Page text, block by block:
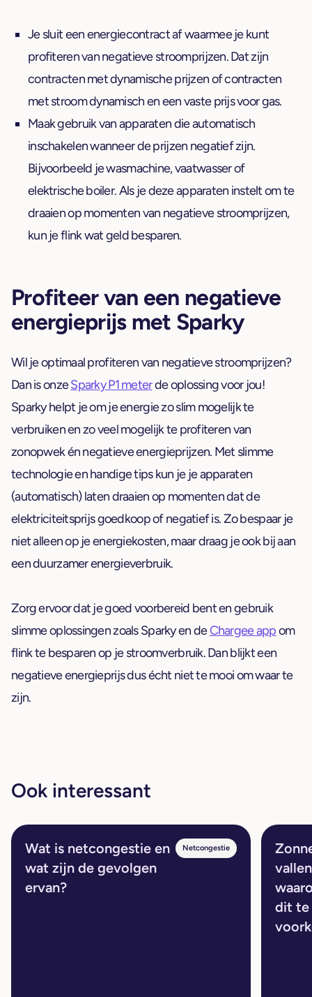
Je sluit een energiecontract af waarmee je kunt
profiteren van negatieve stroomprijzen. Dat zijn
contracten met dynamische prijzen of contracten
met stroom dynamisch en een vaste prijs voor gas.
Maak gebruik van apparaten die automatisch
inschakelen wanneer de prijzen negatief zijn.
Bijvoorbeeld je wasmachine, vaatwasser of
elektrische boiler. Als je deze apparaten instelt om te
draaien op momenten van negatieve stroomprijzen,
kun je flink wat geld besparen.
Profiteer van een negatieve
energieprijs met Sparky
Wil je optimaal profiteren van negatieve stroomprijzen?
Dan is onzeSparky P1 meterde oplossing voor jou!
Sparky helpt je om je energie zo slim mogelijk te
verbruiken en zo veel mogelijk te profiteren van
zonopwek én negatieve energieprijzen. Met slimme
technologie en handige tips kun je je apparaten
(automatisch) laten draaien op momenten dat de
elektriciteitsprijs goedkoop of negatief is. Zo bespaar je
niet alleen op je energiekosten, maar draag je ook bij aan
een duurzamer energieverbruik.
Zorg ervoor dat je goed voorbereid bent en gebruik
slimme oplossingen zoals Sparky en deChargee appom
flink te besparen op je stroomverbruik. Dan blijkt een
negatieve energieprijs dus écht niet te mooi om waar te
zijn.
Ook interessant
Wat is netcongestie en
wat zijn de gevolgen
ervan?
Netcongestie
dit te